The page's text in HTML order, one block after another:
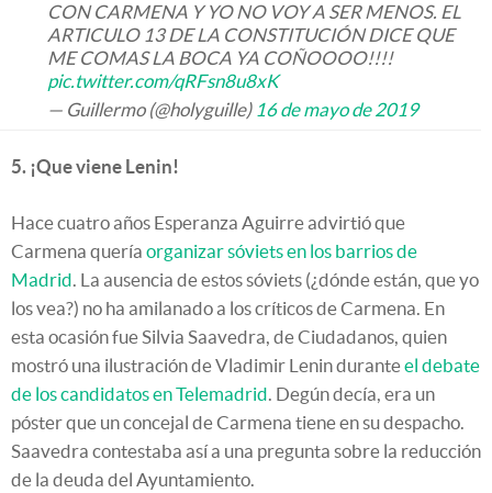
CON CARMENA Y YO NO VOY A SER MENOS. EL
ARTICULO 13 DE LA CONSTITUCIÓN DICE QUE
ME COMAS LA BOCA YA COÑOOOO!!!!
pic.twitter.com/qRFsn8u8xK
— Guillermo (@holyguille) 16 de mayo de 2019
5. ¡Que viene Lenin!
Hace cuatro años Esperanza Aguirre advirtió que
Carmena quería organizar sóviets en los barrios de
Madrid. La ausencia de estos sóviets (¿dónde están, que yo
los vea?) no ha amilanado a los críticos de Carmena. En
esta ocasión fue Silvia Saavedra, de Ciudadanos, quien
mostró una ilustración de Vladimir Lenin duranteel debate
de los candidatos en Telemadrid. Degún decía, era un
póster que un concejal de Carmena tiene en su despacho.
Saavedra contestaba así a una pregunta sobre la reducción
de la deuda del Ayuntamiento.